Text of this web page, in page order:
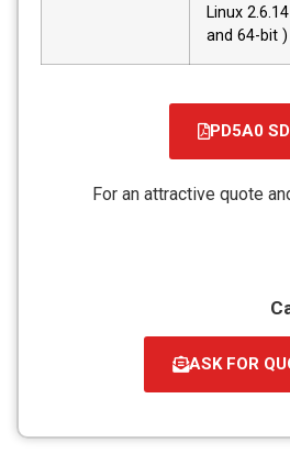
Linux
and 64-bit )
PD5A0
For an attractive quote
ASK FOR